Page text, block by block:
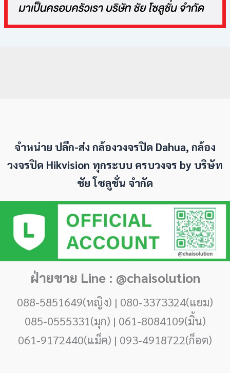
จำหน่าย ปลีก-ส่ง กล้องวงจรปิด Dahua, กล้อง
วงจรปิด Hikvision ทุกระบบ ครบวงจร by บริษัท
ชัย โซลูชั่น จำกัด
ฝ่ายขาย Line : @chaisolution
088-5851649(หญิง) | 080-3373324(แยม)
085-0555331(มุก) | 061-8084109(มิ้น)
061-9172440(แม็ค) | 093-4918722(ก็อต)